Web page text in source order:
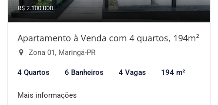
R$ 2.100.000
Apartamento à Venda com 4 quartos, 194m²
Zona 01, Maringá-PR
4 Quartos 6 Banheiros 4 Vagas 194 m²
Mais informações